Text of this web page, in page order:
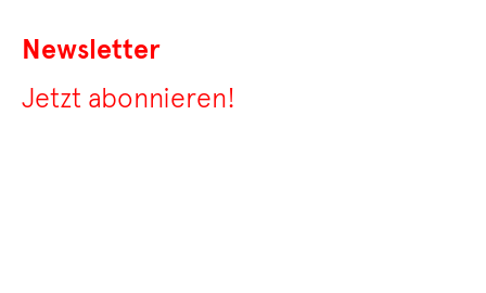
Newsletter
Jetzt abonnieren!